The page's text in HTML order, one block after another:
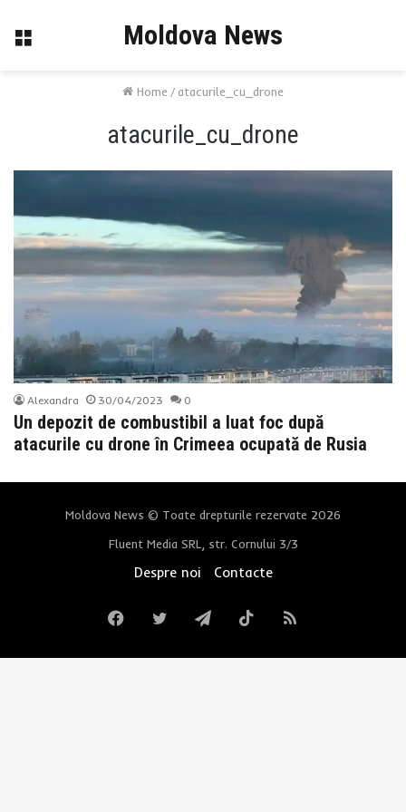
Menu Moldova News
Home /atacurile_cu_drone
atacurile_cu_drone
Alexandra 30/04/2023 0
Un depozit de combustibil a luat foc după
atacurile cu drone în Crimeea ocupată de Rusia
Moldova News © Toate drepturile rezervate 2026
Fluent Media SRL, str. Cornului 3/3
Despre noi Contacte
FacebookTwitterTelegramTikTokRSS